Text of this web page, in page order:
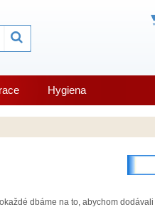
Hygiena
dbáme na to, abychom dodávali